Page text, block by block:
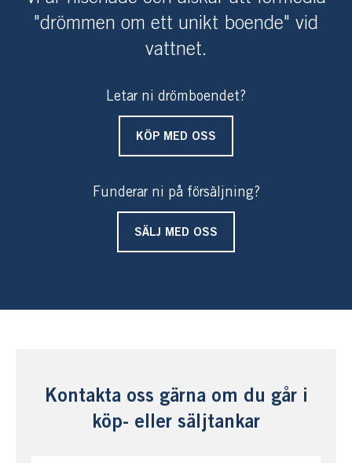
"drömmen om ett unikt boende" vid
vattnet.
Letar ni drömboendet?
KÖP MED OSS
Funderar ni på försäljning?
SÄLJ MED OSS
Kontakta oss gärna om du går i
köp- eller säljtankar